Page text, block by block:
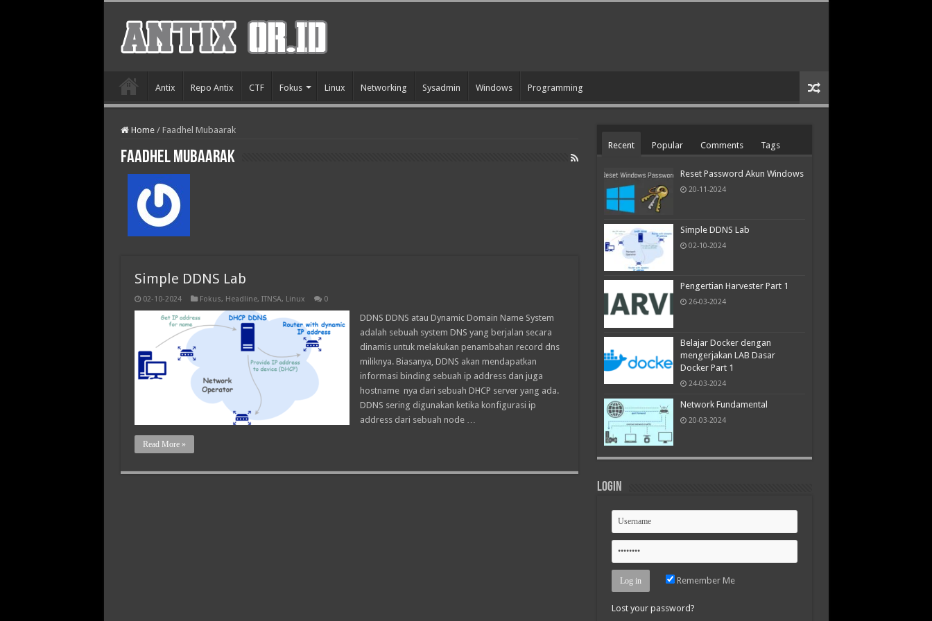
Antix Repo Antix CTF Fokus Linux Networking Sysadmin Windows Programming
Home / Faadhel Mubaarak
Faadhel Mubaarak
Simple DDNS Lab
02-10-2024 Fokus, Headline, ITNSA, Linux 0
DDNS DDNS atau Dynamic Domain Name System
adalah sebuah system DNS yang berjalan secara
dinamis untuk melakukan penambahan record dns
miliknya. Biasanya, DDNS akan mendapatkan
informasi binding sebuah ip address dan juga
hostname nya dari sebuah DHCP server yang ada.
DDNS sering digunakan ketika konfigurasi ip
address dari sebuah node …
Read More »
Recent Popular Comments Tags
Reset Password Akun Windows
20-11-2024
Simple DDNS Lab
02-10-2024
Pengertian Harvester Part 1
26-03-2024
Belajar Docker dengan
mengerjakan LAB Dasar
Docker Part 1
24-03-2024
Network Fundamental
20-03-2024
Login
Remember Me
Lost your password?